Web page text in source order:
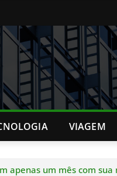
VIAGEM
apenas um mês com sua